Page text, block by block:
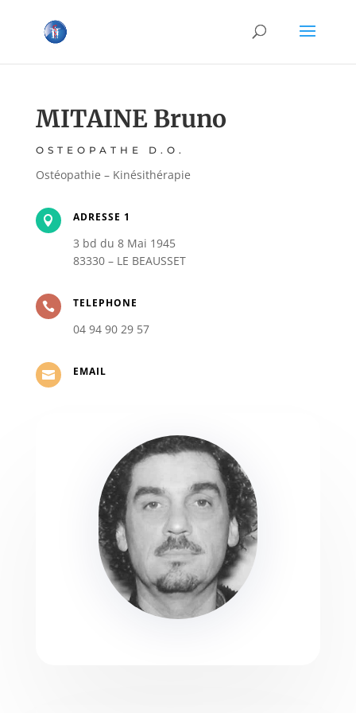
MITAINE Bruno
OSTEOPATHE D.O.
Ostéopathie – Kinésithérapie
 ADRESSE 1
3 bd du 8 Mai 1945
83330 – LE BEAUSSET
 TELEPHONE
04 94 90 29 57
 EMAIL